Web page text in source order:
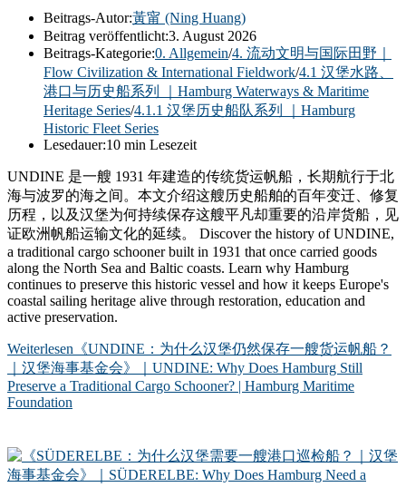
Beitrags-Autor:黃甯 (Ning Huang)
Beitrag veröffentlicht:3. August 2026
Beitrags-Kategorie:0. Allgemein/4. 流动文明与国际田野｜
Flow Civilization & International Fieldwork/4.1 汉堡水路、
港口与历史船系列 ｜Hamburg Waterways & Maritime
Heritage Series/4.1.1 汉堡历史船队系列 ｜Hamburg
Historic Fleet Series
Lesedauer:10 min Lesezeit
UNDINE 是一艘 1931 年建造的传统货运帆船，长期航行于北
海与波罗的海之间。本文介绍这艘历史船舶的百年变迁、修复
历程，以及汉堡为何持续保存这艘平凡却重要的沿岸货船，见
证欧洲帆船运输文化的延续。 Discover the history of UNDINE,
a traditional cargo schooner built in 1931 that once carried goods
along the North Sea and Baltic coasts. Learn why Hamburg
continues to preserve this historic vessel and how it keeps Europe's
coastal sailing heritage alive through restoration, education and
active preservation.
Weiterlesen 《UNDINE：为什么汉堡仍然保存一艘货运帆船？
｜汉堡海事基金会》｜UNDINE: Why Does Hamburg Still
Preserve a Traditional Cargo Schooner? | Hamburg Maritime
Foundation